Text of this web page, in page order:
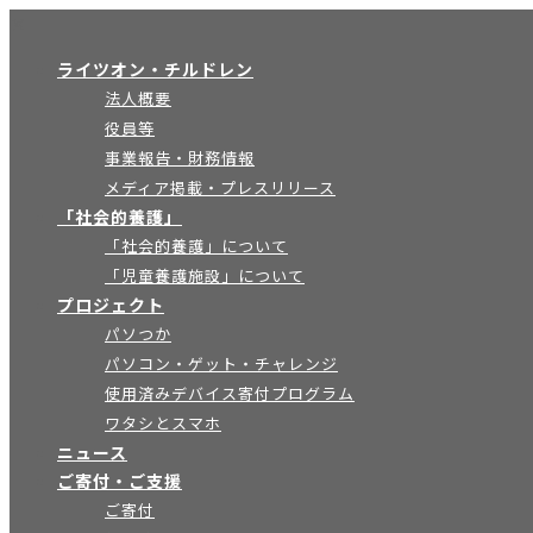
ライツオン・チルドレン
法人概要
役員等
事業報告・財務情報
メディア掲載・プレスリリース
「社会的養護」
「社会的養護」について
「児童養護施設」について
プロジェクト
パソつか
パソコン・ゲット・チャレンジ
使用済みデバイス寄付プログラム
ワタシとスマホ
ニュース
ご寄付・ご支援
ご寄付